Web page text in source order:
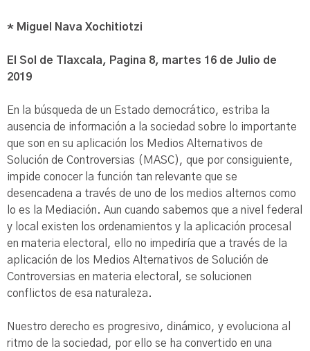
* Miguel Nava Xochitiotzi
El Sol de Tlaxcala, Pagina 8, martes 16 de Julio de
2019
En la búsqueda de un Estado democrático, estriba la
ausencia de información a la sociedad sobre lo importante
que son en su aplicación los Medios Alternativos de
Solución de Controversias (MASC), que por consiguiente,
impide conocer la función tan relevante que se
desencadena a través de uno de los medios alternos como
lo es la Mediación. Aun cuando sabemos que a nivel federal
y local existen los ordenamientos y la aplicación procesal
en materia electoral, ello no impediría que a través de la
aplicación de los Medios Alternativos de Solución de
Controversias en materia electoral, se solucionen
conflictos de esa naturaleza.
Nuestro derecho es progresivo, dinámico, y evoluciona al
ritmo de la sociedad, por ello se ha convertido en una